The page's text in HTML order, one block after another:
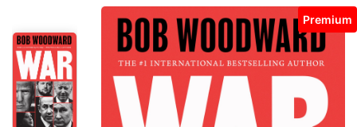
Premium